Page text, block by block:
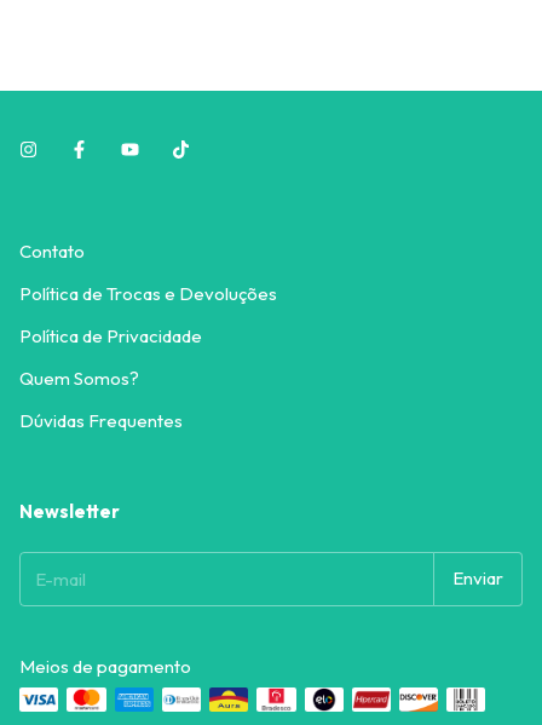
Contato
Política de Trocas e Devoluções
Política de Privacidade
Quem Somos?
Dúvidas Frequentes
Newsletter
Meios de pagamento